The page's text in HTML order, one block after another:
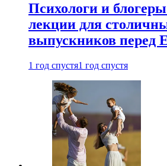
Психологи и
лекции для
выпускников перед
1 год спустя1 год спустя